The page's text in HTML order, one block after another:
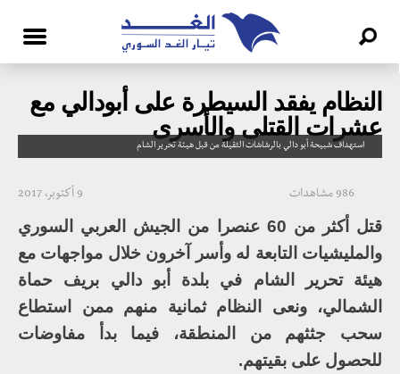
النظام يفقد السيطرة على أبودالي مع
عشرات القتلى والأسرى
استهداف شبيحة أبو دالي بالرشاشات الثقيلة من قبل هيئة تحرير الشام
9 أكتوبر، 2017 986 مشاهدات
قتل أكثر من 60 عنصرا من الجيش العربي السوري
والمليشيات التابعة له وأسر آخرون خلال مواجهات مع
هيئة تحرير الشام في بلدة أبو دالي بريف حماة
الشمالي، ونعى النظام ثمانية منهم ممن استطاع
سحب جثثهم من المنطقة، فيما بدأ مفاوضات
للحصول على بقيتهم.